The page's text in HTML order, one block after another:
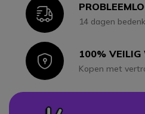
Icon14 dagen
Icon100% VEILIG
Kopen met